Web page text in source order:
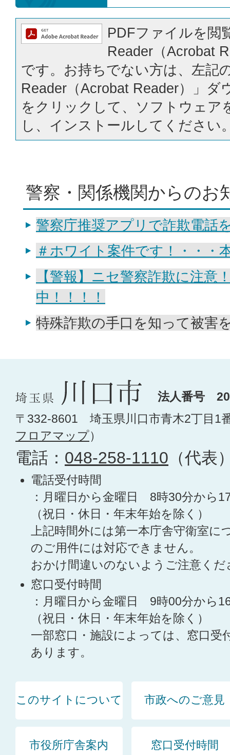
PDFファイルを閲
Reader（Acrobat
です。お持ちでない方は、左記
Reader（Acrobat Reader）」ダ
をクリックして、ソフトウェア
し、インストールしてください
警察・関係機関からのお
警察庁推奨アプリで詐欺電話
＃ホワイト案件です！・・・
【警報】ニセ警察詐欺に注意
中！！！！
特殊詐欺の手口を知って被害
法人番号
〒332-8601 埼玉県川口市青木2丁目1
フロアマップ）
電話： 048-258-1110 （代表
電話受付時間
：月曜日から金曜日 8時30分から
（祝日・休日・年末年始を除く）
上記時間外には第一本庁舎守衛室に
のご用件には対応できません。
おかけ間違いのないようご注意くだ
窓口受付時間
：月曜日から金曜日 9時00分から
（祝日・休日・年末年始を除く）
一部窓口・施設によっては、窓口受
あります。
このサイトについて 市政へのご意見
市役所庁舎案内 窓口受付時間